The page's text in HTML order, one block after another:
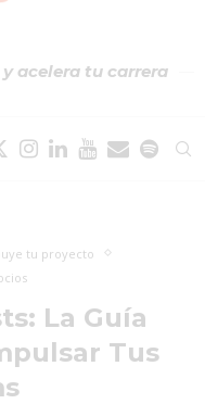
acelera tu carrera
tu proyecto
La Guía
Tus